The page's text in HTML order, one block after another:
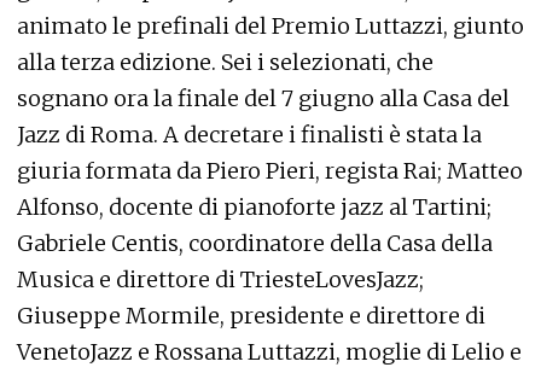
animato le prefinali del Premio Luttazzi, giunto
alla terza edizione. Sei i selezionati, che
sognano ora la finale del 7 giugno alla Casa del
Jazz di Roma. A decretare i finalisti è stata la
giuria formata da Piero Pieri, regista Rai; Matteo
Alfonso, docente di pianoforte jazz al Tartini;
Gabriele Centis, coordinatore della Casa della
Musica e direttore di TriesteLovesJazz;
Giuseppe Mormile, presidente e direttore di
VenetoJazz e Rossana Luttazzi, moglie di Lelio e